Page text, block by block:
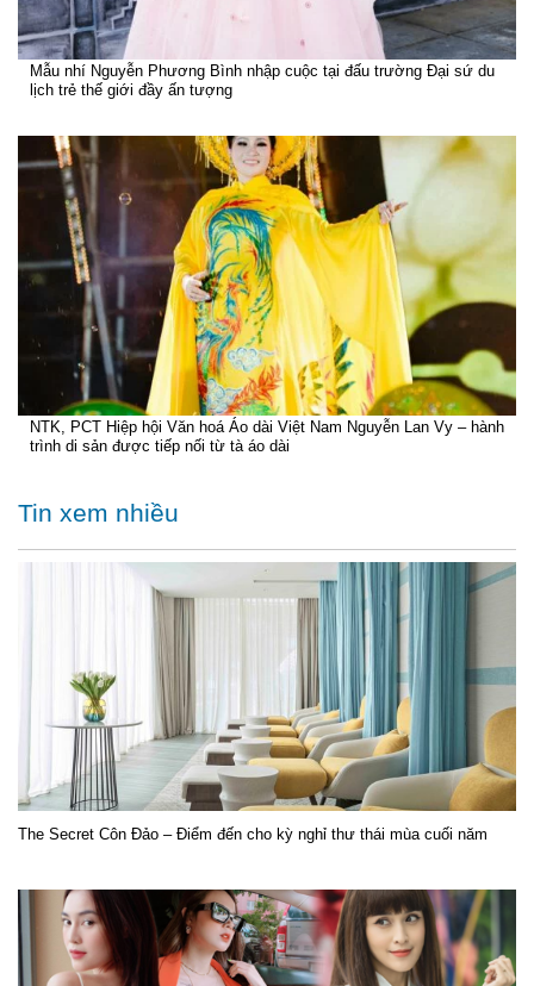
Mẫu nhí Nguyễn Phương Bình nhập cuộc tại đấu trường Đại sứ du
lịch trẻ thế giới đầy ấn tượng
NTK, PCT Hiệp hội Văn hoá Áo dài Việt Nam Nguyễn Lan Vy – hành
trình di sản được tiếp nối từ tà áo dài
Tin xem nhiều
The Secret Côn Đảo – Điểm đến cho kỳ nghỉ thư thái mùa cuối năm